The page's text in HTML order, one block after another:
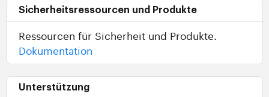
Sicherheitsressourcen und Produkte
Ressourcen für Sicherheit und Produkte.
Dokumentation
Unterstützung